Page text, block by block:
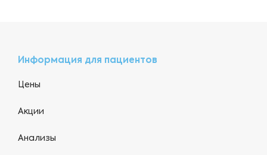
Информация для пациентов
Цены
Акции
Анализы